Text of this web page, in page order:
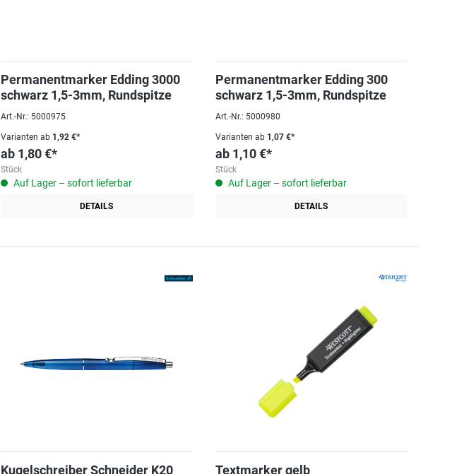
Permanentmarker Edding 3000
schwarz 1,5-3mm, Rundspitze
Art.-Nr.: 5000975
Varianten ab 1,92 €*
ab 1,80 €*
Stück
Auf Lager – sofort lieferbar
DETAILS
Permanentmarker Edding 300
schwarz 1,5-3mm, Rundspitze
Art.-Nr.: 5000980
Varianten ab1,07 €*
ab 1,10 €*
Stück
Auf Lager – sofort lieferbar
DETAILS
Kugelschreiber Schneider K20
Textmarker gelb